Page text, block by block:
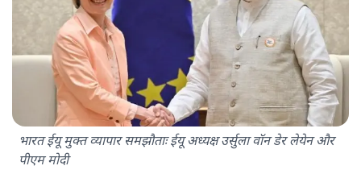
भारत ईयू मुक्त व्यापार समझौताः ईयू अध्यक्ष उर्सुला वॉन डेर लेयेन और
पीएम मोदी